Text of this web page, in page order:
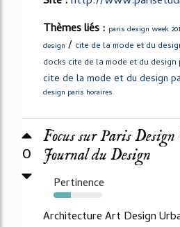
Thèmes liés : paris design week
design / cite de la mode et du
docks cite de la mode et du
cite de la mode et du design
design paris horaires
0
Focus sur Paris Design
Journal du Design
Pertinence
36%
Architecture Art Design